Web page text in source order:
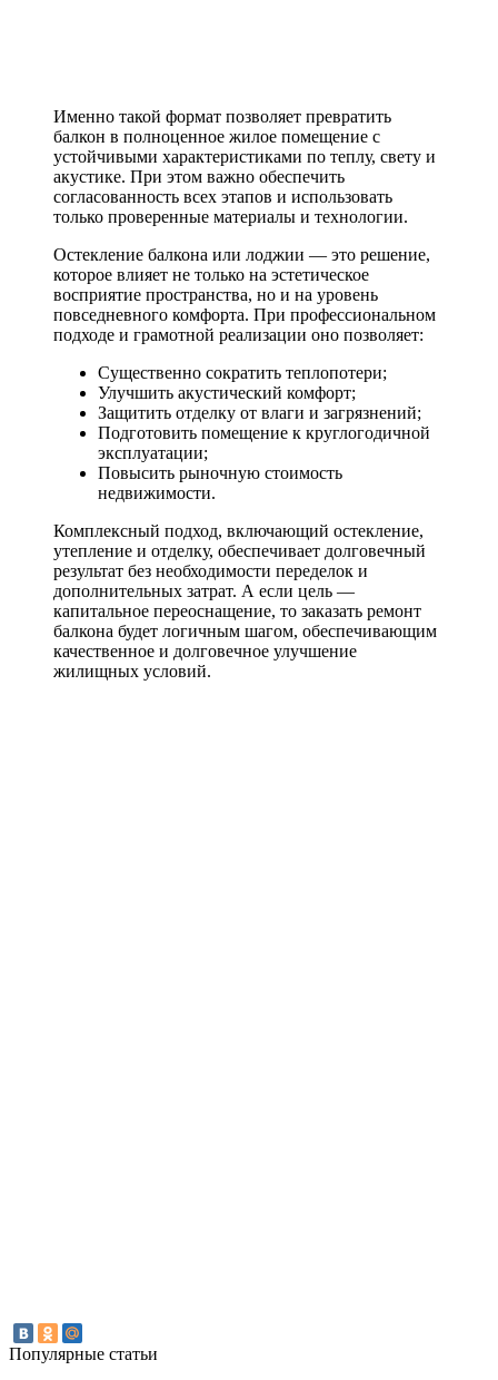
Именно такой формат позволяет превратить
балкон в полноценное жилое помещение с
устойчивыми характеристиками по теплу, свету и
акустике. При этом важно обеспечить
согласованность всех этапов и использовать
только проверенные материалы и технологии.
Остекление балкона или лоджии — это решение,
которое влияет не только на эстетическое
восприятие пространства, но и на уровень
повседневного комфорта. При профессиональном
подходе и грамотной реализации оно позволяет:
Существенно сократить теплопотери;
Улучшить акустический комфорт;
Защитить отделку от влаги и загрязнений;
Подготовить помещение к круглогодичной
эксплуатации;
Повысить рыночную стоимость
недвижимости.
Комплексный подход, включающий остекление,
утепление и отделку, обеспечивает долговечный
результат без необходимости переделок и
дополнительных затрат. А если цель —
капитальное переоснащение, то заказать ремонт
балкона будет логичным шагом, обеспечивающим
качественное и долговечное улучшение
жилищных условий.
Популярные статьи